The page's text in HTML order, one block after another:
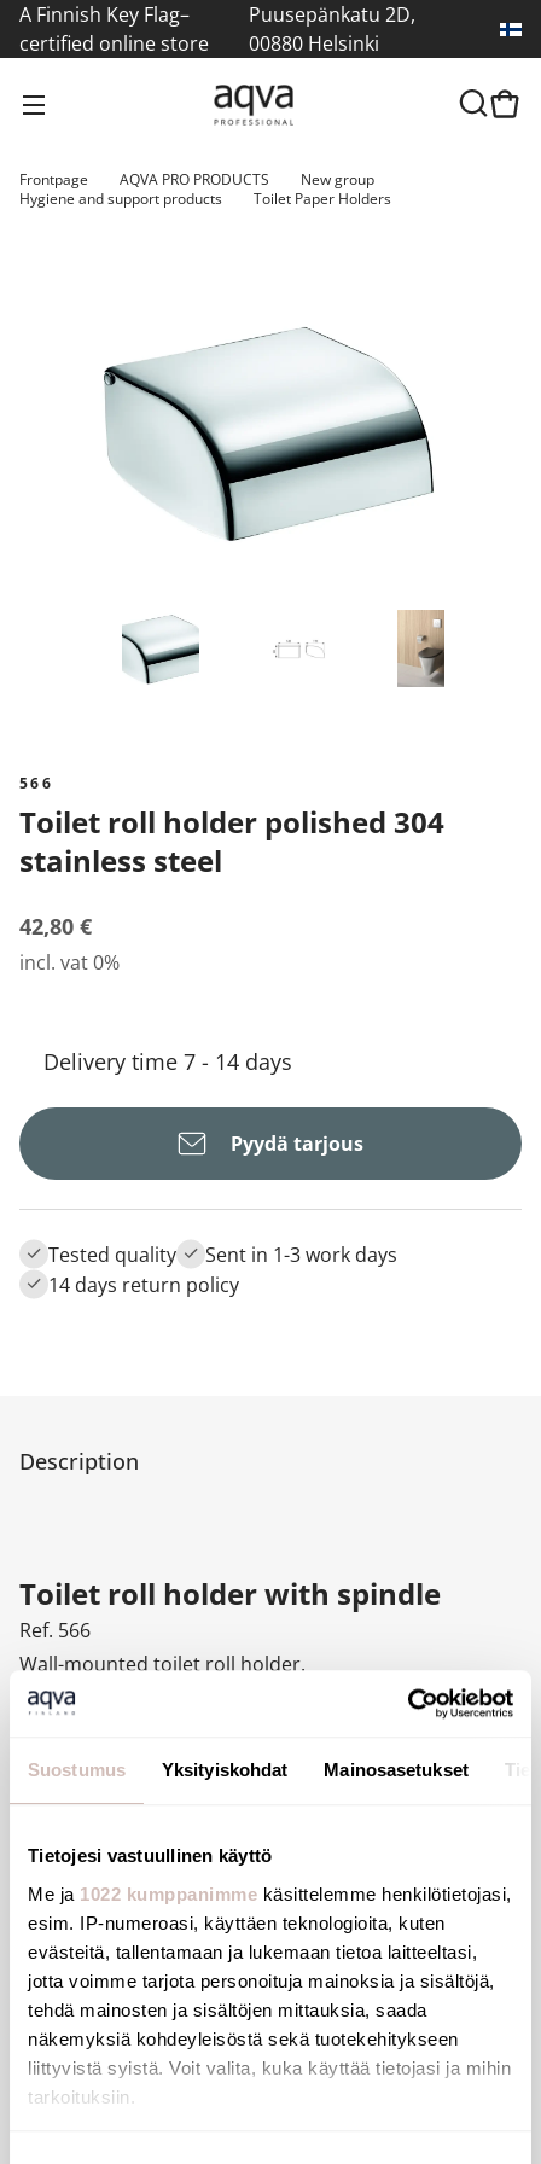
Suostumus Yksityiskohdat Mainosasetukset
Tietojesi vastuullinen käyttö
Me ja 1022 kumppanimme käsittelemme henkilötietojasi,
esim. IP-numeroasi, käyttäen teknologioita, kuten
evästeitä, tallentamaan ja lukemaan tietoa laitteeltasi,
jotta voimme tarjota personoituja mainoksia ja sisältöjä,
tehdä mainosten ja sisältöjen mittauksia, saada
näkemyksiä kohdeyleisöstä sekä tuotekehitykseen
liittyvistä syistä. Voit valita, kuka käyttää tietojasi ja mihin
tarkoituksiin.
A Finnish Key Flag–
certified online store
Puusepänkatu 2D,
00880 Helsinki
Frontpage AQVA PRO PRODUCTS
New group
Hygiene and support products
Toilet Paper Holders
566
Toilet roll holder polished 304
stainless steel
42,80 €
incl. vat 0%
Delivery time 7 - 14 days
Pyydä tarjous
Tested quality
Sent in 1-3 work days
14 days return policy
Description
Toilet roll holder with spindle
Ref. 566
Wall-mounted toilet roll holder.
Toilet roll holder with spindle.
better hygiene.
Anti-theft, integral polycarbonate spindle:
Bacteriostatic bright polished 304 stainless steel.
Concealed fixings.
Dimensions: 119 x 140 x 80mm.
30-year warranty.
Files